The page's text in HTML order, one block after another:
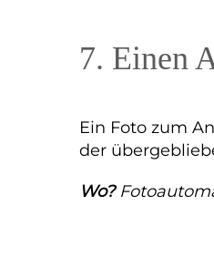
7. Einen
Ein Foto zum
der
Wo?